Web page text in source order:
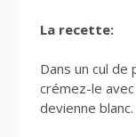
La recette:
Dans un cul
crémez-le avec
devienne blanc.